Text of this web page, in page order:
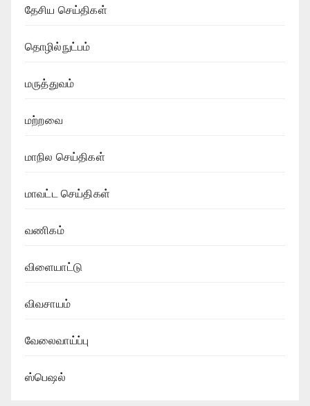
தேசிய செய்திகள்
தொழில்நுட்பம்
மருத்துவம்
மற்றவை
மாநில செய்திகள்
மாவட்ட செய்திகள்
வணிகம்
விளையாட்டு
விவசாயம்
வேலைவாய்ப்பு
ஸ்பெஷல்